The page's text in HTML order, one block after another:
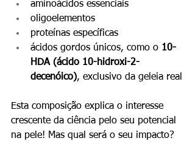
aminoácidos essenciais
oligoelementos
proteínas específicas
ácidos gordos únicos, como o 10-
HDA (ácido 10-hidroxi-2-
decenóico), exclusivo da geleia real
Esta composição explica o interesse
crescente da ciência pelo seu potencial
na pele! Mas qual será o seu impacto?